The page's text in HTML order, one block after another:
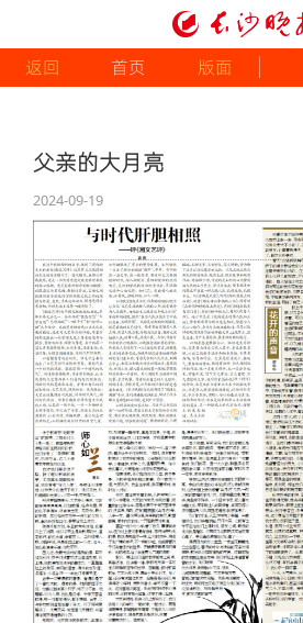
返回 首页 版面
父亲的大月亮
2024-09-19